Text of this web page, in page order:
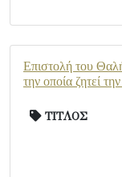
Επιστολή του
την οποία ζητεί
ΤΙΤΛΟΣ